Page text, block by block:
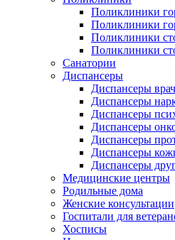
Поликлиники
Поликлиники
Поликлиники
Поликлиники
Санатории
Диспансеры
Диспансеры
Диспансеры
Диспансеры
Диспансеры
Диспансеры
Диспансеры
Диспансеры
Медицинские центры
Родильные дома
Женские консультации
Госпитали для
Хосписы